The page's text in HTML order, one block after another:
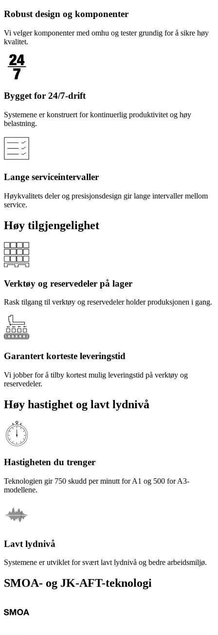
Robust design og komponenter
Vi velger komponenter med omhu og tester grundig for å sikre høy
kvalitet.
Bygget for 24/7-drift
Systemene er konstruert for kontinuerlig produktivitet og høy
belastning.
Lange serviceintervaller
Høykvalitets deler og presisjonsdesign gir lange intervaller mellom
service.
Høy tilgjengelighet
Verktøy og reservedeler på lager
Rask tilgang til verktøy og reservedeler holder produksjonen i gang.
Garantert korteste leveringstid
Vi jobber for å tilby kortest mulig leveringstid på verktøy og
reservedeler.
Høy hastighet og lavt lydnivå
Hastigheten du trenger
Teknologien gir 750 skudd per minutt for A1 og 500 for A3-
modellene.
Lavt lydnivå
Systemene er utviklet for svært lavt lydnivå og bedre arbeidsmiljø.
SMOA- og JK-AFT-teknologi